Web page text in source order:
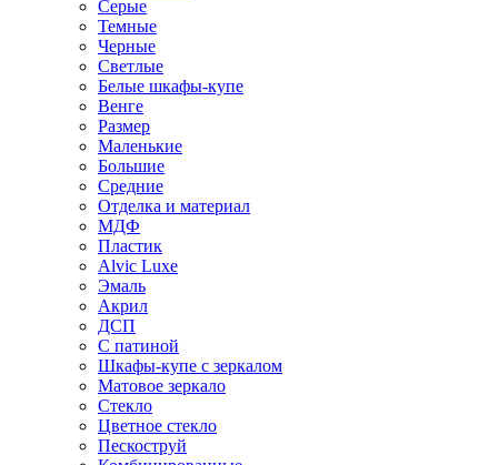
Серые
Темные
Черные
Светлые
Белые шкафы-купе
Венге
Размер
Маленькие
Большие
Средние
Отделка и материал
МДФ
Пластик
Alvic Luxe
Эмаль
Акрил
ДСП
С патиной
Шкафы-купе с зеркалом
Матовое зеркало
Стекло
Цветное стекло
Пескоструй